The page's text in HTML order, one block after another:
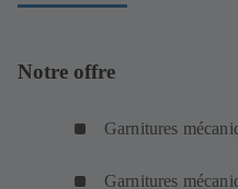
Notre offre
Garnitures
Garnitures